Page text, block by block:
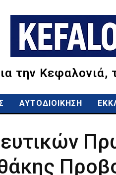
την
ΑΥΤΟΔΙΟΙΚΗΣΗ